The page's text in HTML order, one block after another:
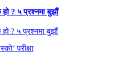
हो ? ५ प्रश्नमा बुझौं
? ५ प्रश्नमा बुझौं
परीक्षा